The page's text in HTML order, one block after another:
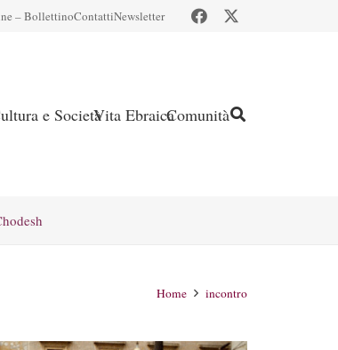
– BollettinoContattiNewsletter
e SocietàVita EbraicaComunità
Home incontro